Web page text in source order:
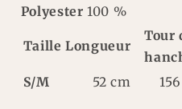
Polyester 100 %
Taille Longueur
Tour
S/M
52 cm